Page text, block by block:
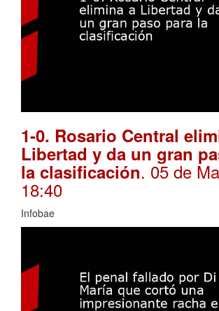
1-0. Rosario Central
Libertad y da un gran
la clasificación. 05 de
18:40
Infobae